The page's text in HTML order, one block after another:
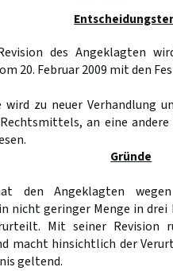
des Angeklagten
20. Februar 2009 mit den
wird zu neuer Verhandlung
an eine
Gründe
den Angeklagten
nicht geringer Menge in
Mit seiner Revision
macht hinsichtlich der
geltend.